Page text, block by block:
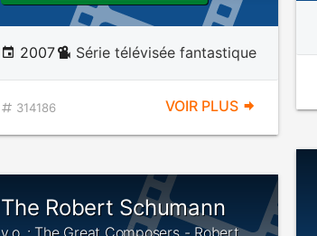
2007 Série télévisée fantastique
314186 VOIR PLUS
The Robert Schumann
v.o. : The Great Composers - Robert